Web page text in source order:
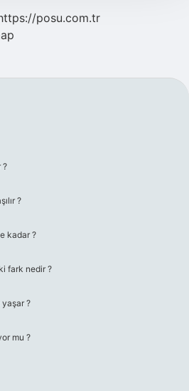
posu.com.tr
?
?
kadar ?
fark nedir ?
?
mu ?